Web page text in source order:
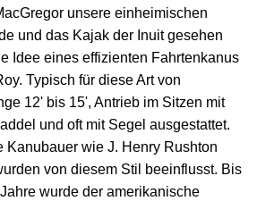
unsere einheimischen
und das Kajak der Inuit gesehen
Idee eines effizienten Fahrtenkanus
Typisch für diese Art von
12' bis 15', Antrieb im Sitzen mit
und oft mit Segel ausgestattet.
Kanubauer wie J. Henry Rushton
von diesem Stil beeinflusst. Bis
wurde der amerikanische